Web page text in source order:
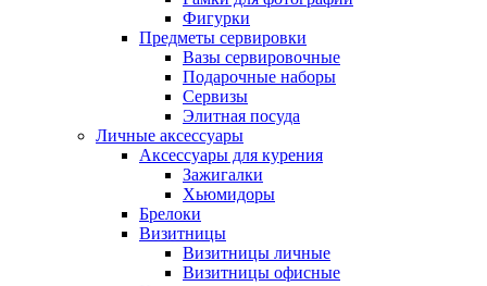
Фигурки
Предметы сервировки
Вазы сервировочные
Подарочные наборы
Сервизы
Элитная посуда
Личные аксессуары
Аксессуары для курения
Зажигалки
Хьюмидоры
Брелоки
Визитницы
Визитницы личные
Визитницы офисные